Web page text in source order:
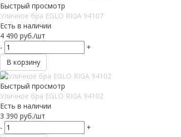
Быстрый просмотр
Уличное бра EGLO RIGA 94107
Есть в наличии
4 490 руб./шт
-
+
В корзину
Быстрый просмотр
Уличное бра EGLO RIGA 94102
Есть в наличии
3 390 руб./шт
-
+